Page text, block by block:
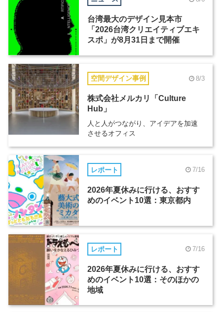
台湾最大のデザイン見本市
「2026台湾クリエイティブエキ
スポ」が8月31日まで開催
空間デザイン事例 8/3
株式会社メルカリ「Culture
Hub」
人と人がつながり、アイデアを加速
させるオフィス
レポート 7/16
2026年夏休みに行ける、おすす
めのイベント10選：東京都内
レポート 7/16
2026年夏休みに行ける、おすす
めのイベント10選：そのほかの
地域